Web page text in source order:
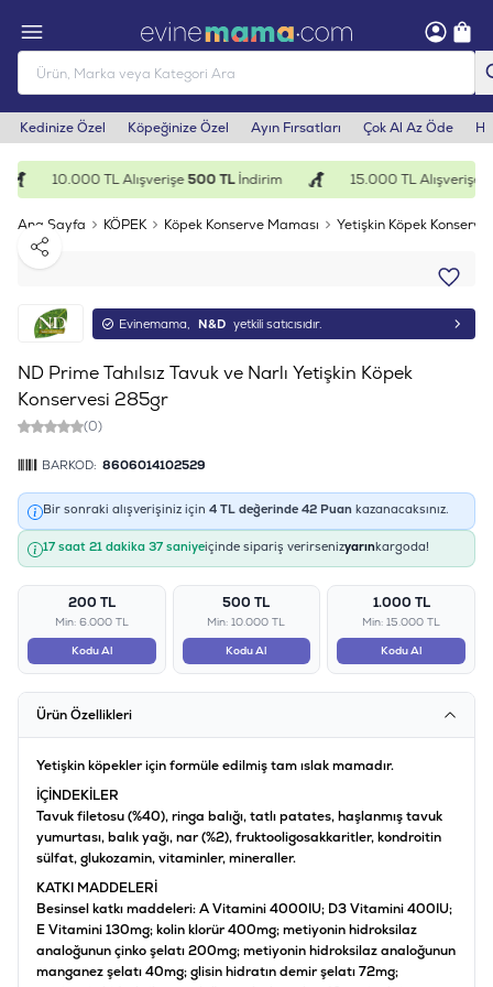
Kedinize Özel Köpeğinize Özel Ayın Fırsatları Çok Al Az Öde
10.000 TL Alışverişe500 TLİndirim 15.000 TL Alışverişe
Ana Sayfa KÖPEK Köpek Konserve Maması
Yetişkin Köpek
Paylaş
Evinemama, N&D yetkili satıcısıdır.
ND Prime Tahılsız Tavuk ve Narlı Yetişkin Köpek
Konservesi 285gr
(0)
BARKOD: 8606014102529
Bir sonraki alışverişiniz için 4 TL değerinde 42 Puan kazanacaksınız.
17 saat 21 dakika 36 saniyeiçinde sipariş verirsenizyarınkargoda!
200 TL
Min: 6.000 TL
Kodu Al
500 TL
Min: 10.000 TL
Kodu Al
1.000 TL
Min: 15.000 TL
Kodu Al
Ürün Özellikleri
Yetişkin köpekler için formüle edilmiş tam ıslak mamadır.
İÇİNDEKİLER
Tavuk filetosu (%40), ringa balığı, tatlı patates, haşlanmış tavuk
yumurtası, balık yağı, nar (%2), fruktooligosakkaritler, kondroitin
sülfat, glukozamin, vitaminler, mineraller.
KATKI MADDELERİ
Besinsel katkı maddeleri: A Vitamini 4000IU; D3 Vitamini 400IU;
E Vitamini 130mg; kolin klorür 400mg; metiyonin hidroksilaz
analoğunun çinko şelatı 200mg; metiyonin hidroksilaz analoğunun
manganez şelatı 40mg; glisin hidratın demir şelatı 72mg;